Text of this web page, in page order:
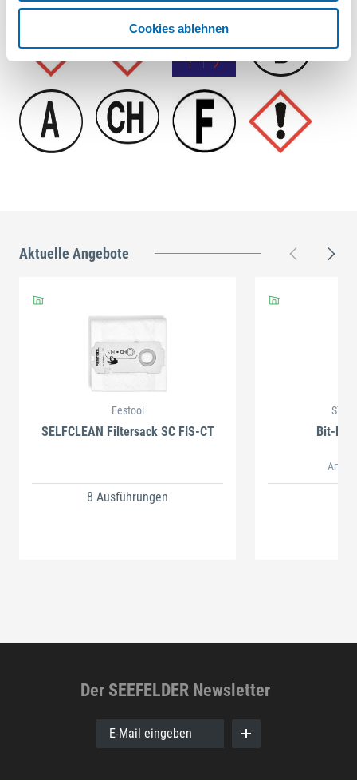
Cookies ablehnen
Aktuelle Angebote
Festool
SELFCLEAN Filtersack SC FIS-CT
8 Ausführungen
Bit-
Der SEEFELDER Newsletter
E-Mail eingeben